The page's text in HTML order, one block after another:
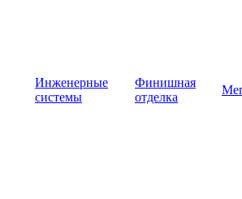
Инженерные
системы
Финишная
отделка